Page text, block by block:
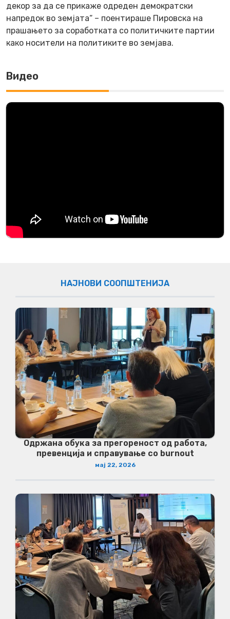
декор за да се прикаже одреден демократски
напредок во земјата“ – поентираше Пировска на
прашањето за соработката со политичките партии
како носители на политиките во земјава.
Видео
НАЈНОВИ СООПШТЕНИЈА
Одржана обука за прегореност од работа,
превенција и справување со burnout
мај 22, 2026